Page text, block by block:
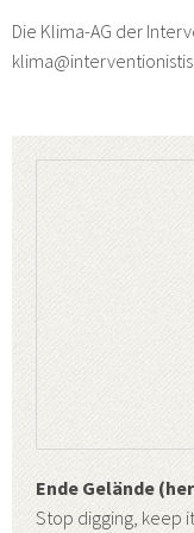
Die Klima-AG der
Ende Gelände
Stop digging, keep